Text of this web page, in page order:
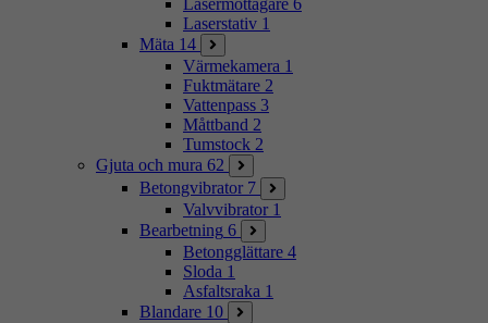
Lasermottagare 6
Laserstativ 1
Mäta 14
Värmekamera 1
Fuktmätare 2
Vattenpass 3
Måttband 2
Tumstock 2
Gjuta och mura 62
Betongvibrator 7
Valvvibrator 1
Bearbetning 6
Betongglättare 4
Sloda 1
Asfaltsraka 1
Blandare 10